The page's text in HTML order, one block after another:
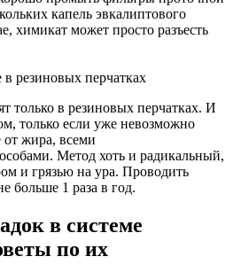
капель эвкалиптового
химикат может просто разъесть
резиновых перчатках
только в резиновых перчатках. И
только если уже невозможно
жира, всеми
Метод хоть и радикальный,
и грязью на ура. Проводить
больше 1 раза в год.
в системе
по их